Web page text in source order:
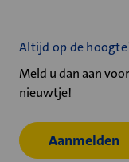
Altijd op de
Meld u dan aan
nieuwtje!
Aanmelden